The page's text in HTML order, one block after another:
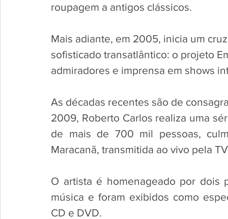
roupagem a antigos clássicos.
Mais adiante, em 2005, inicia um
sofisticado transatlântico: o projeto
admiradores e imprensa em shows
As décadas recentes são de
2009, Roberto Carlos realiza uma
de mais de 700 mil pessoas,
Maracanã, transmitida ao vivo pela
O artista é homenageado por dois
música e foram exibidos como
CD e DVD.